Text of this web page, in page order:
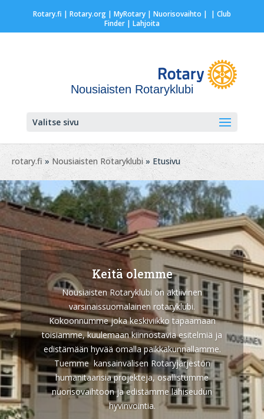
Rotary.fi | Rotary.org| MyRotary | Nuorisovaihto | | Club
Finder| Lahjoita
Nousiaisten Rotaryklubi
Valitse sivu
rotary.fi »Nousiaisten Rotaryklubi» Etusivu
Keitä olemme
Nousiaisten Rotaryklubi on aktiivinen
varsinaissuomalainen rotaryklubi.
Kokoonnummejoka keskiviikko tapaamaan
toisiamme, kuulemaan kiinnostavia esitelmiä ja
edistämään hyvää omalla paikkakunnallamme.
Tuemme kansainvälisen Rotaryjärjestön
humanitaarisia projekteja, osallistumme
nuorisovaihtoon ja edistämme lähiseudun
hyvinvointia.